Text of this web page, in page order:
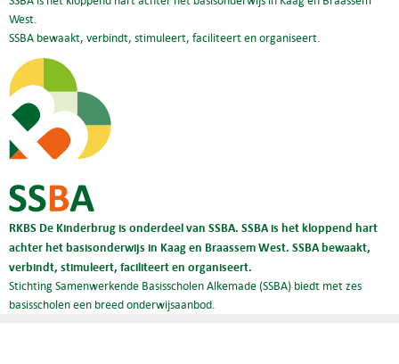
West.
SSBA bewaakt, verbindt, stimuleert, faciliteert en organiseert.
RKBS De Kinderbrug is onderdeel van SSBA. SSBA is het kloppend hart
achter het basisonderwijs in Kaag en Braassem West. SSBA bewaakt,
verbindt, stimuleert, faciliteert en organiseert.
Stichting Samenwerkende Basisscholen Alkemade (SSBA) biedt met zes
basisscholen een breed onderwijsaanbod.